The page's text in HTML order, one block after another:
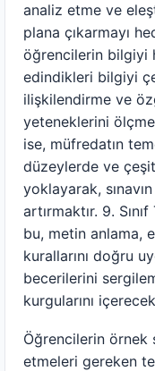
analiz etme ve
plana çıkarmayı
öğrencilerin bilgiyi
edindikleri bilgiyi
ilişkilendirme ve
yeteneklerini
ise, müfredatın
düzeylerde ve
yoklayarak,
artırmaktır. 9.
bu, metin anlama,
kurallarını doğru
becerilerini
kurgularını
Öğrencilerin örnek
etmeleri gereken